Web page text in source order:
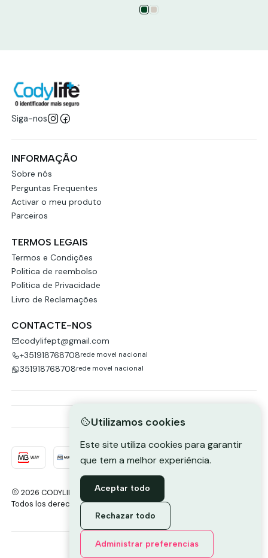
Siga-nos
INFORMAÇÃO
Sobre nós
Perguntas Frequentes
Activar o meu produto
Parceiros
TERMOS LEGAIS
Termos e Condições
Politica de reembolso
Política de Privacidade
Livro de Reclamações
CONTACTE-NOS
codylifept@gmail.com
+351918768708rede movel nacional
351918768708rede movel nacional
2026 CODYLIFE-PORTUGAL.
Todos los derechos reservados.Desarrollado por Jumpseller
Envie-nos uma mensagem de
Utilizamos cookies
Este site utiliza cookies para garantir
que tem a melhor experiência.
Aceptar todo
Rechazar todo
Administrar preferencias